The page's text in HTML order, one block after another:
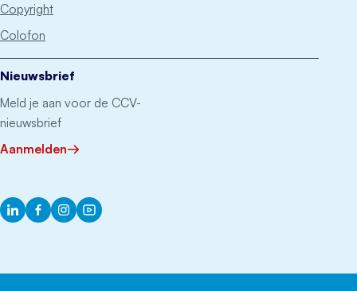
Copyright
Colofon
Nieuwsbrief
Meld je aan voor de CCV-
nieuwsbrief
Aanmelden
LinkedInFacebook
InstagramYouTube